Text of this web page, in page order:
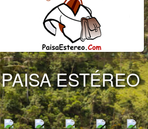
PAISA ESTÉREO